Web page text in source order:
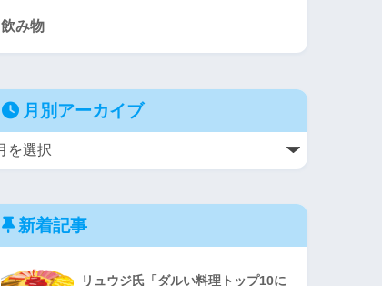
飲み物
月別アーカイブ
新着記事
リュウジ氏「ダルい料理トップ10に